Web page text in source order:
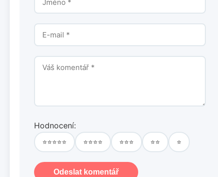
Hodnocení:
⭐⭐⭐⭐⭐ ⭐⭐⭐⭐ ⭐⭐⭐ ⭐⭐ ⭐
Odeslat komentář